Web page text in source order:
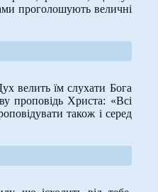
проголошують величні
велить їм слухати Бога
проповідь Христа: «Всі
також і серед